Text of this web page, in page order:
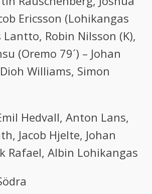
Ericsson (Lohikangas
Lantto, Robin Nilsson (K),
(Oremo 79´) – Johan
Williams, Simon
Hedvall, Anton Lans,
Jacob Hjelte, Johan
Rafael, Albin Lohikangas